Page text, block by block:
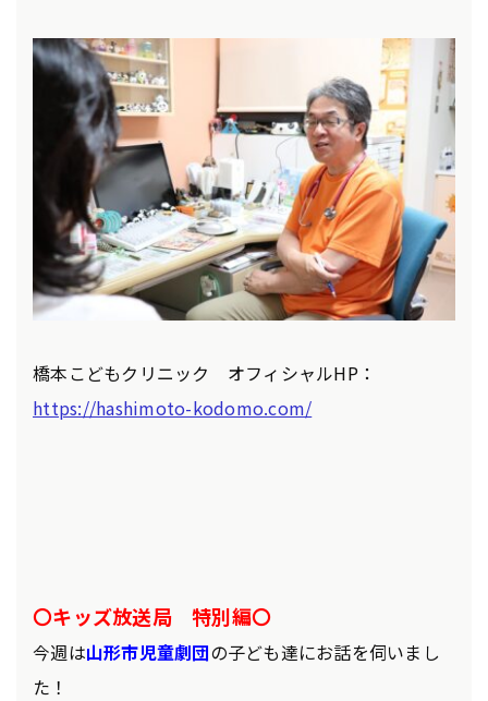
橋本こどもクリニック オフィシャルHP：
https://hashimoto-kodomo.com/
〇キッズ放送局 特別編〇
今週は山形市児童劇団の子ども達にお話を伺いまし
た！